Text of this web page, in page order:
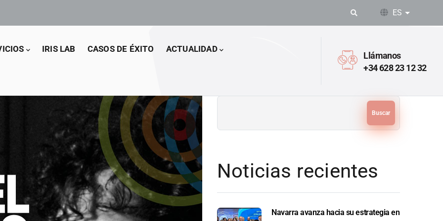
ES Lista
IRIS LAB CASOS DE ÉXITO ACTUALIDAD
Llámanos
+34 628 23 12 32
Noticias recientes
Navarra avanza hacia su estrategia en